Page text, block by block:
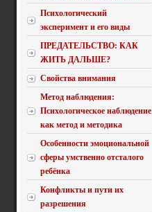
Психологический
эксперимент и его виды
ПРЕДАТЕЛЬСТВО: КАК
ЖИТЬ ДАЛЬШЕ?
Свойства внимания
Метод наблюдения:
Психологическое наблюдение
как метод и методика
Особенности эмоциональной
сферы умственно отсталого
ребёнка
Конфликты и пути их
разрешения